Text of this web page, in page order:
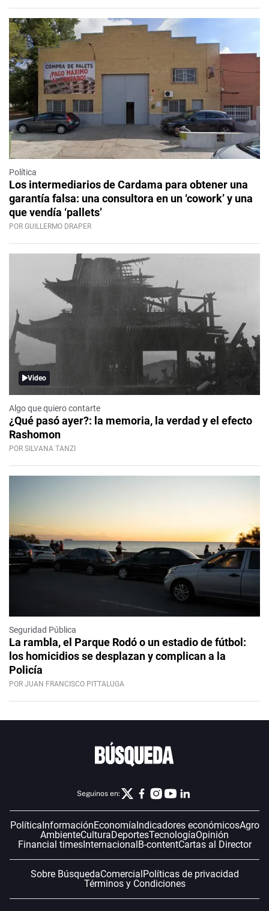
Política
Los intermediarios de Cardama para obtener una
garantía falsa: una consultora en un ‘cowork’ y una
que vendía ‘pallets’
POR GUILLERMO DRAPER
Video
Algo que quiero contarte
¿Qué pasó ayer?: la memoria, la verdad y el efecto
Rashomon
POR SILVANA TANZI
Seguridad Pública
La rambla, el Parque Rodó o un estadio de fútbol:
los homicidios se desplazan y complican a la
Policía
POR JUAN FRANCISCO PITTALUGA
Seguinos en:
Política InformaciónEconomía Indicadores económicosAgro
AmbienteCulturaDeportesTecnologíaOpinión
Financial timesInternacional B-contentCartas al Director
Sobre BúsquedaComercial Políticas de privacidad
Términos y Condiciones